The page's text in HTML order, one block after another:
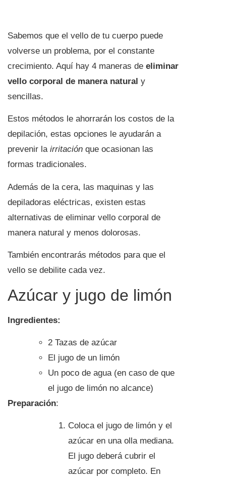
Sabemos que el vello de tu cuerpo puede
volverse un problema, por el constante
crecimiento. Aquí hay 4 maneras de eliminar
vello corporal de manera natural y
sencillas.
Estos métodos le ahorrarán los costos de la
depilación, estas opciones le ayudarán a
prevenir la irritación que ocasionan las
formas tradicionales.
Además de la cera, las maquinas y las
depiladoras eléctricas, existen estas
alternativas de eliminar vello corporal de
manera natural y menos dolorosas.
También encontrarás métodos para que el
vello se debilite cada vez.
Azúcar y jugo de limón
Ingredientes:
2 Tazas de azúcar
El jugo de un limón
Un poco de agua (en caso de que
el jugo de limón no alcance)
Preparación:
Coloca el jugo de limón y el
azúcar en una olla mediana.
El jugo deberá cubrir el
azúcar por completo. En